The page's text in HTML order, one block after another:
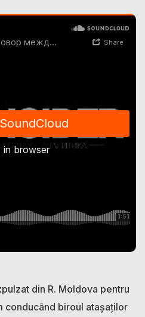
din R. Moldova pentru
conducând biroul atașaților